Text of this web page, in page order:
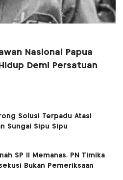
Nasional Papua
Demi Persatuan
Solusi Terpadu Atasi
Sungai Sipu Sipu
SP II Memanas, PN Timika
Bukan Pemeriksaan